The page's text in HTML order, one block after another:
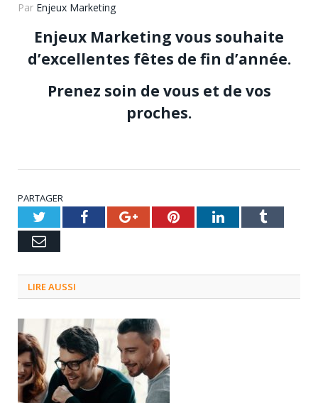
Par Enjeux Marketing
Enjeux Marketing vous souhaite
d’excellentes fêtes de fin d’année.
Prenez soin de vous et de vos
proches.
PARTAGER
TwitterFacebookGoogle+PinterestLinkedInTumblr
Email
LIRE AUSSI